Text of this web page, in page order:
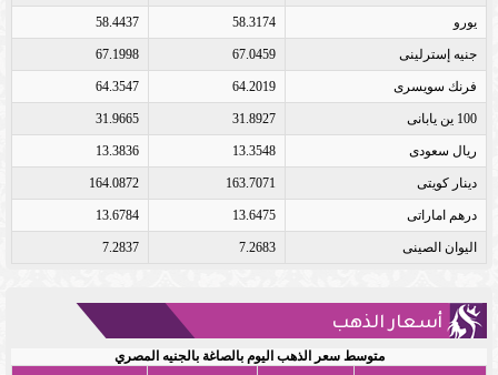
يورو 58.3174
58.4437
جنيه إسترلينى 67.0459
67.1998
فرنك سويسرى 64.2019
64.3547
100 ين يابانى 31.8927
31.9665
ريال سعودى 13.3548
13.3836
دينار كويتى 163.7071
164.0872
درهم اماراتى 13.6475
13.6784
اليوان الصينى 7.2683
7.2837
أسعار الذهب
متوسط سعر الذهب اليوم بالصاغة بالجنيه المصري